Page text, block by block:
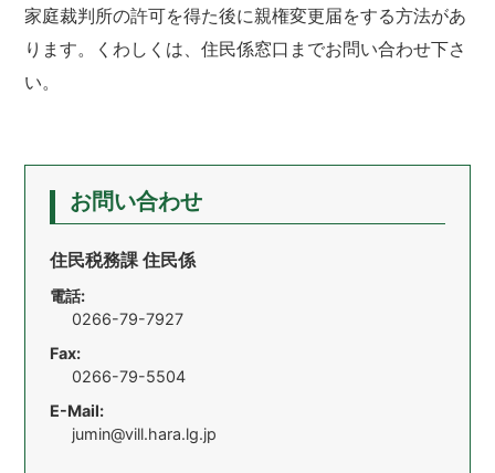
家庭裁判所の許可を得た後に親権変更届をする方法があ
ります。くわしくは、住民係窓口までお問い合わせ下さ
い。
お問い合わせ
住民税務課 住民係
電話:
0266-79-7927
Fax:
0266-79-5504
E-Mail:
jumin@vill.hara.lg.jp